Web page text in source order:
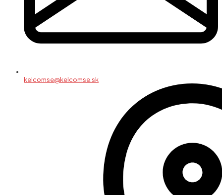
kelcomse@kelcomse.sk